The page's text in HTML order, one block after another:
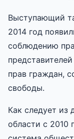
Выступающий
2014 год
соблюдению
прав граждан,
свободы.
Как следует из
области с 2010